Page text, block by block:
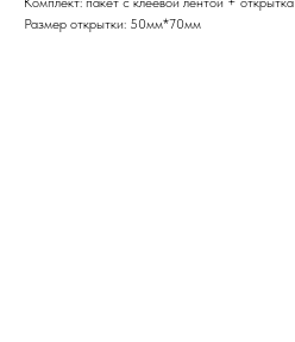
Размер открытки: 50мм*70мм